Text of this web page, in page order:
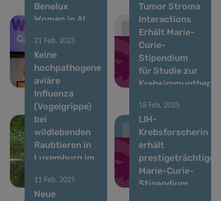
Benelux
Women in AI
herausragende
Leistungen in
KI-gestützter
Bioinformatik
Tumor Stroma
Interactions
Erhält Marie-
Curie-
Stipendium
für Studie zur
21 Feb. 2025
Keine
hochpathogene
aviäre
Influenza
(Vogelgrippe)
bei
wildlebenden
Raubtieren in
Luxemburg im
nachgewiesen
18 Feb. 2025
LIH-
Krebsforscherin
erhält
prestigeträchtiges
Marie-Curie-
Stipendium
11 Feb. 2025
Neue